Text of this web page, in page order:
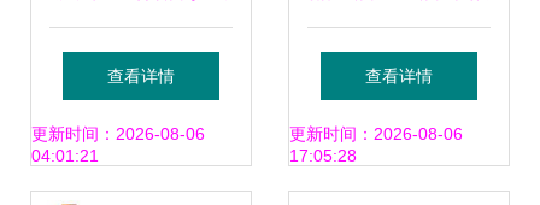
9瓶装 匠心传承，
品味收藏与经营的
查看详情
更新时间：2026-08-06
04:01:21
名酒引爆商机，开
创酒类经营新纪元
查看详情
更新时间：2026-08-06
17:05:28